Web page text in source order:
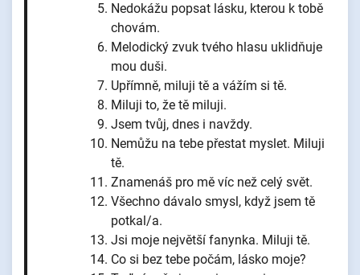
Nedokážu popsat lásku, kterou k tobě
chovám.
Melodický zvuk tvého hlasu uklidňuje
mou duši.
Upřímně, miluji tě a vážím si tě.
Miluji to, že tě miluji.
Jsem tvůj, dnes i navždy.
Nemůžu na tebe přestat myslet. Miluji
tě.
Znamenáš pro mě víc než celý svět.
Všechno dávalo smysl, když jsem tě
potkal/a.
Jsi moje největší fanynka. Miluji tě.
Co si bez tebe počám, lásko moje?